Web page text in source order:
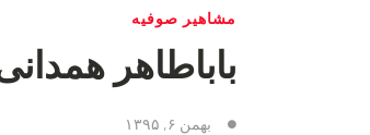
مشاهیر صوفیه
باباطاهر
بهمن ۶, ۱۳۹۵